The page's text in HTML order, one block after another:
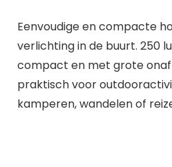
Eenvoudige en compacte
verlichting in de buurt. 250
compact en met grote
praktisch voor
kamperen, wandelen of